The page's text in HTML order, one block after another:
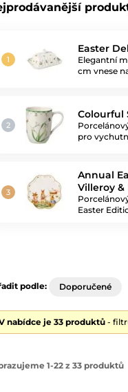
Easter
Elegantní
cm vnese
Colourful
pro
Annual
Villeroy &
Easter
podle: Doporučené
nabídce je 33 produktů -
1-22 z 33 produktů